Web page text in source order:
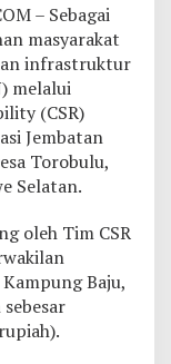
– Sebagai
masyarakat
infrastruktur
melalui
(CSR)
Jembatan
Torobulu,
Selatan.
oleh Tim CSR
Baju,